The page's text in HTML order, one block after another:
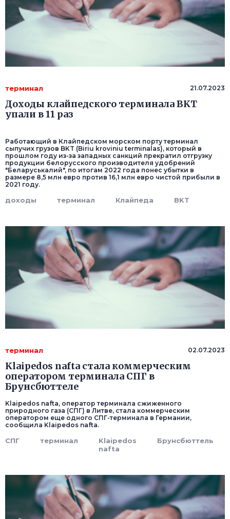
терминал 21.07.2023
Доходы клайпедского терминала BKT
упали в 11 раз
Работающий в Клайпедском морском порту терминал
сыпучих грузов BKT (Biriu kroviniu terminalas), который в
прошлом году из-за западных санкций прекратил отгрузку
продукции белорусского производителя удобрений
"Беларуськалий", по итогам 2022 года понес убытки в
размере 8,5 млн евро против 16,1 млн евро чистой прибыли в
2021 году.
доходы терминал Клайпеда BKT
терминал 02.07.2023
Klaipedos nafta стала коммерческим
оператором терминала СПГ в
Брунсбюттеле
Klaipedos nafta, оператор терминала сжиженного
природного газа (СПГ) в Литве, стала коммерческим
оператором еще одного СПГ-терминала в Германии,
сообщила Klaipedos nafta.
СПГ терминал
Klaipedos
nafta
Брунсбюттель